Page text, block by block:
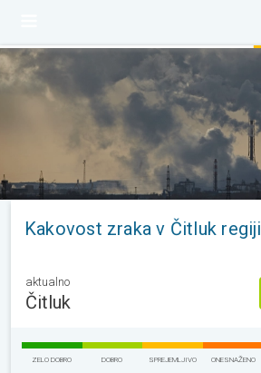
Kakovost zraka v Čitluk regiji
aktualno
Čitluk
ZELO DOBRO DOBRO SPREJEMLJIVO ONESNAŽENO